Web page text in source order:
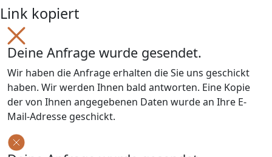
Link kopiert
Deine Anfrage wurde gesendet.
Wir haben die Anfrage erhalten die Sie uns geschickt
haben. Wir werden Ihnen bald antworten. Eine Kopie
der von Ihnen angegebenen Daten wurde an Ihre E-
Mail-Adresse geschickt.